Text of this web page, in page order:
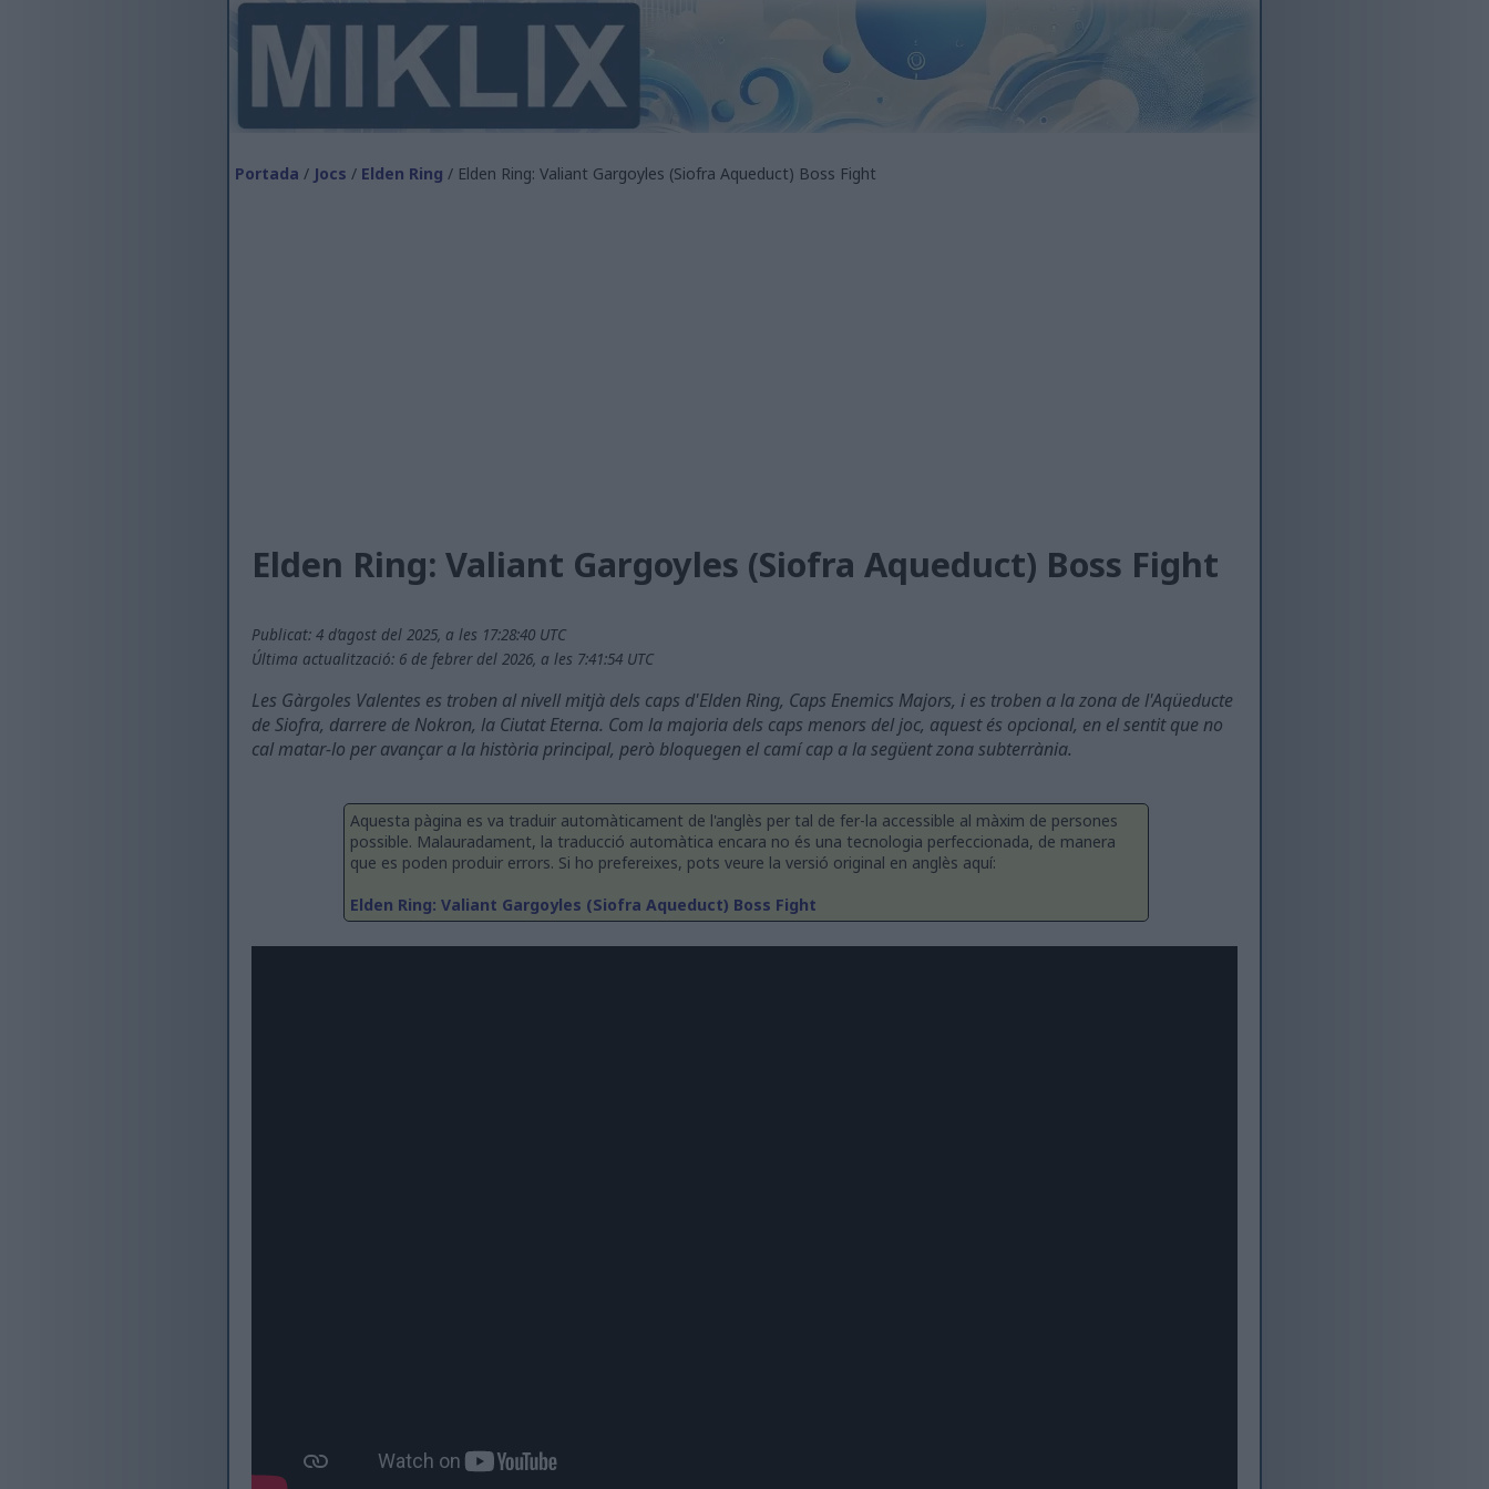
Portada / Jocs / Elden Ring / Elden Ring: Valiant Gargoyles (Siofra Aqueduct) Boss Fight
Elden Ring: Valiant Gargoyles (Siofra Aqueduct) Boss Fight
Publicat: 4 d’agost del 2025, a les 17:28:40 UTC
Última actualització: 6 de febrer del 2026, a les 7:41:54 UTC
Les Gàrgoles Valentes es troben al nivell mitjà dels caps d'Elden Ring, Caps Enemics Majors, i es troben a la zona de l'Aqüeducte
de Siofra, darrere de Nokron, la Ciutat Eterna. Com la majoria dels caps menors del joc, aquest és opcional, en el sentit que no
cal matar-lo per avançar a la història principal, però bloquegen el camí cap a la següent zona subterrània.
Aquesta pàgina es va traduir automàticament de l'anglès per tal de fer-la accessible al màxim de persones
possible. Malauradament, la traducció automàtica encara no és una tecnologia perfeccionada, de manera
que es poden produir errors. Si ho prefereixes, pots veure la versió original en anglès aquí:
Elden Ring: Valiant Gargoyles (Siofra Aqueduct) Boss Fight